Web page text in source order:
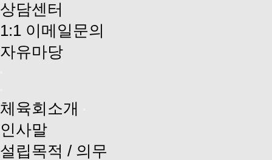
상담센터
1:1 이메일문의
자유마당
체육회소개
인사말
설립목적 / 의무